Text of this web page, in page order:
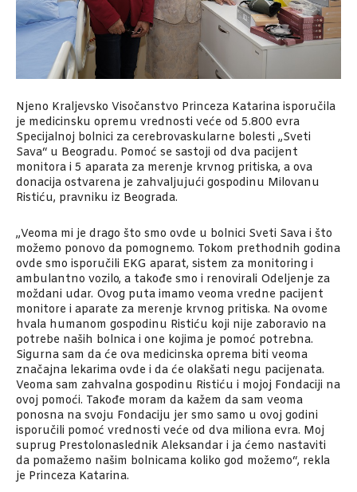
Njeno Kraljevsko Visočanstvo Princeza Katarina isporučila
je medicinsku opremu vrednosti veće od 5.800 evra
Specijalnoj bolnici za cerebrovaskularne bolesti „Sveti
Sava“ u Beogradu. Pomoć se sastoji od dva pacijent
monitora i 5 aparata za merenje krvnog pritiska, a ova
donacija ostvarena je zahvaljujući gospodinu Milovanu
Ristiću, pravniku iz Beograda.
„Veoma mi je drago što smo ovde u bolnici Sveti Sava i što
možemo ponovo da pomognemo. Tokom prethodnih godina
ovde smo isporučili EKG aparat, sistem za monitoring i
ambulantno vozilo, a takođe smo i renovirali Odeljenje za
moždani udar. Ovog puta imamo veoma vredne pacijent
monitore i aparate za merenje krvnog pritiska. Na ovome
hvala humanom gospodinu Ristiću koji nije zaboravio na
potrebe naših bolnica i one kojima je pomoć potrebna.
Sigurna sam da će ova medicinska oprema biti veoma
značajna lekarima ovde i da će olakšati negu pacijenata.
Veoma sam zahvalna gospodinu Ristiću i mojoj Fondaciji na
ovoj pomoći. Takođe moram da kažem da sam veoma
ponosna na svoju Fondaciju jer smo samo u ovoj godini
isporučili pomoć vrednosti veće od dva miliona evra. Moj
suprug Prestolonaslednik Aleksandar i ja ćemo nastaviti
da pomažemo našim bolnicama koliko god možemo“, rekla
je Princeza Katarina.